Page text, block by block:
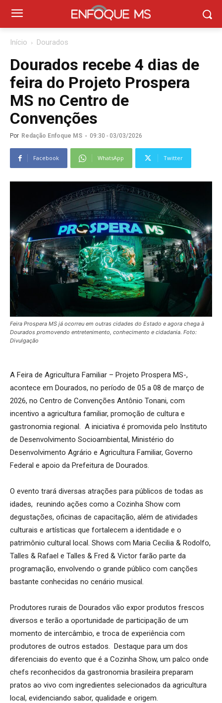
Início Dourados
Dourados recebe 4 dias de
feira do Projeto Prospera
MS no Centro de
Convenções
Por Redação Enfoque MS - 09:30 - 03/03/2026
Facebook WhatsApp Twitter
Feira Prospera MS já ocorreu em outras cidades do Estado e agora chega à
Dourados promovendo entretenimento, conhecimento e cidadania. Foto:
Divulgação
A Feira de Agricultura Familiar – Projeto Prospera MS-,
acontece em Dourados, no período de 05 a 08 de março de
2026, no Centro de Convenções Antônio Tonani, com
incentivo a agricultura familiar, promoção de cultura e
gastronomia regional. A iniciativa é promovida pelo Instituto
de Desenvolvimento Socioambiental, Ministério do
Desenvolvimento Agrário e Agricultura Familiar, Governo
Federal e apoio da Prefeitura de Dourados.
O evento trará diversas atrações para públicos de todas as
idades, reunindo ações como a Cozinha Show com
degustações, oficinas de capacitação, além de atividades
culturais e artísticas que fortalecem a identidade e o
patrimônio cultural local. Shows com Maria Cecilia & Rodolfo,
Talles & Rafael e Talles & Fred & Victor farão parte da
programação, envolvendo o grande público com canções
bastante conhecidas no cenário musical.
Produtores rurais de Dourados vão expor produtos frescos
diversos e terão a oportunidade de participação de um
momento de intercâmbio, e troca de experiência com
produtores de outros estados. Destaque para um dos
diferenciais do evento que é a Cozinha Show, um palco onde
chefs reconhecidos da gastronomia brasileira preparam
pratos ao vivo com ingredientes selecionados da agricultura
local, evidenciando sabor, qualidade e origem.